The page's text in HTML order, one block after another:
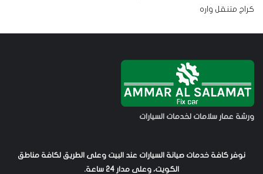
كراج متنقل واره
ورشة عمار سلامات لخدمات السيارات
نوفر كافة خدمات صيانة السيارات عند البيت وعلى الطريق لكافة مناطق
الكويت، وعلى مدار 24 ساعة.